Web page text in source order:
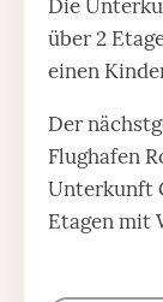
Die
über 2
einen
Der
Flughafen
Unterkunft
Etagen mit